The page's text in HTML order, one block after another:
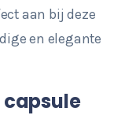
aan bij deze
en elegante
capsule